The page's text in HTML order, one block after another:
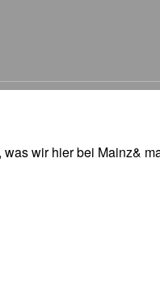
wir hier bei Mainz&